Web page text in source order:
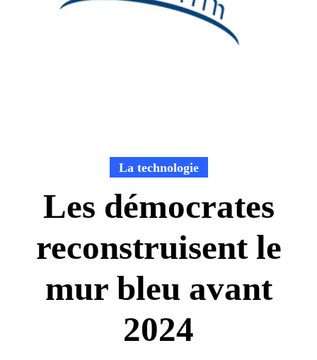
La technologie
Les démocrates
reconstruisent le
mur bleu avant
2024